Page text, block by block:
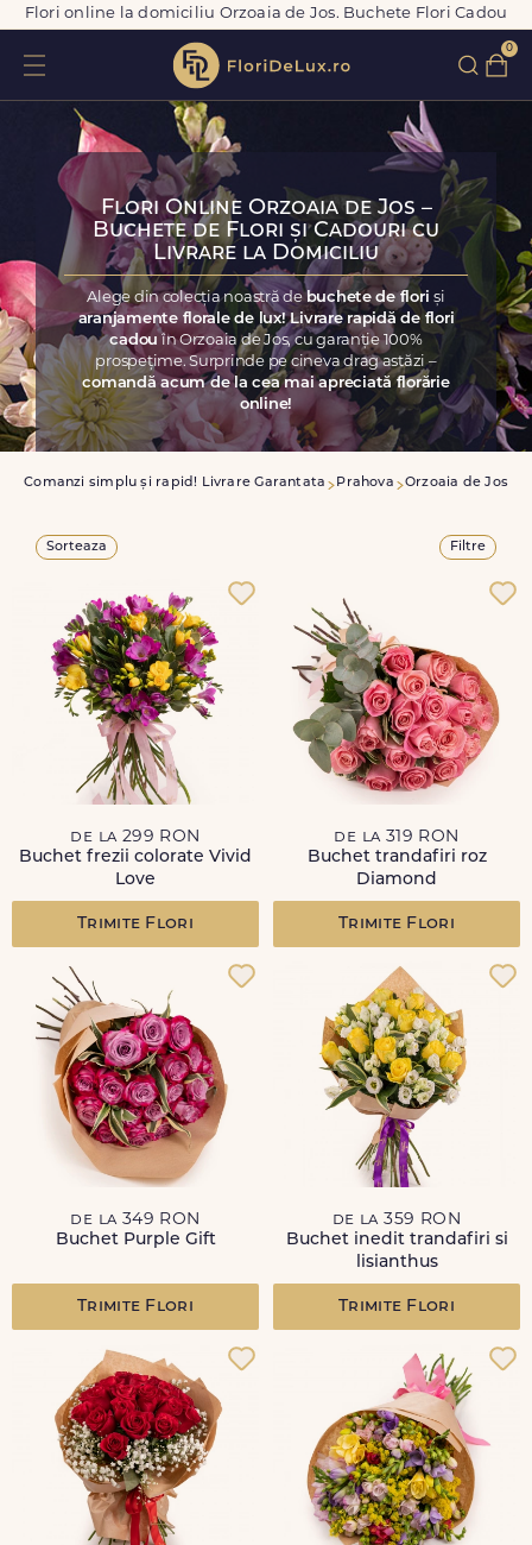
Flori online la domiciliu Orzoaia de Jos. Buchete Flori Cadou
0
Flori Online Orzoaia de Jos –
Buchete de Flori și Cadouri cu
Livrare la Domiciliu
Alege din colecția noastră de buchete de floriși
aranjamente florale de lux! Livrare rapidă de flori
cadou în Orzoaia de Jos, cu garanție 100%
prospețime. Surprinde pe cineva drag astăzi –
comandă acum de la cea mai apreciată florărie
online!
Comanzi simplu și rapid! Livrare Garantata Prahova Orzoaia de Jos
Sorteaza Filtre
de la 299 RON
Buchet frezii colorate Vivid
Love
Trimite Flori
de la 319 RON
Buchet trandafiri roz
Diamond
Trimite Flori
de la 349 RON
Buchet Purple Gift
Trimite Flori
de la 359 RON
Buchet inedit trandafiri si
lisianthus
Trimite Flori